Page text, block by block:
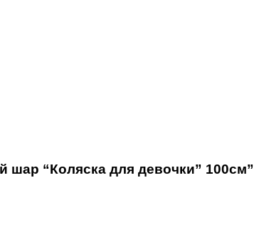
шар “Коляска для девочки” 100см”